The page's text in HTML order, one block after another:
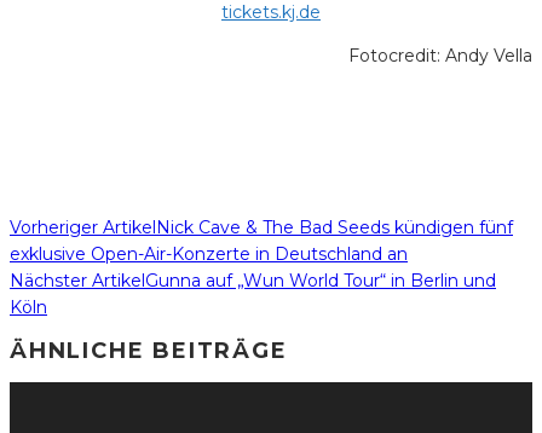
tickets.kj.de
Fotocredit: Andy Vella
Vorheriger Artikel Nick Cave & The Bad Seeds kündigen fünf
exklusive Open-Air-Konzerte in Deutschland an
Nächster Artikel Gunna auf „Wun World Tour“ in Berlin und
Köln
ÄHNLICHE BEITRÄGE